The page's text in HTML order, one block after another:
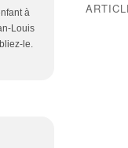
à
Louis
le.